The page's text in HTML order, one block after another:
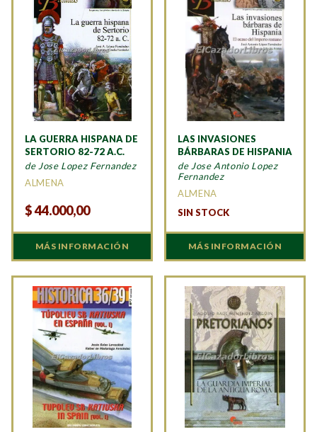
LA GUERRA HISPANA DE
SERTORIO 82-72 A.C.
de Jose Lopez Fernandez
ALMENA
$44.000,00
MÁS INFORMACIÓN
LAS INVASIONES
BÁRBARAS DE HISPANIA
de Jose Antonio Lopez
Fernandez
ALMENA
SIN STOCK
MÁS INFORMACIÓN